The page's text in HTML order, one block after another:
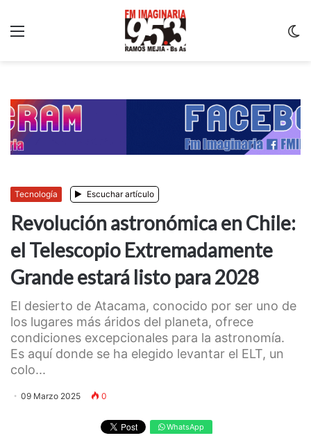
Tecnología Escuchar artículo
Revolución astronómica en Chile:
el Telescopio Extremadamente
Grande estará listo para 2028
El desierto de Atacama, conocido por ser uno de
los lugares más áridos del planeta, ofrece
condiciones excepcionales para la astronomía.
Es aquí donde se ha elegido levantar el ELT, un
colo...
09 Marzo 2025 0
WhatsApp